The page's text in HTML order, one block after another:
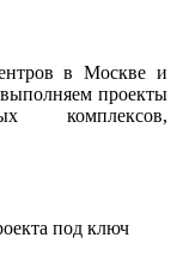
в Москве и
проекты
комплексов,
под ключ